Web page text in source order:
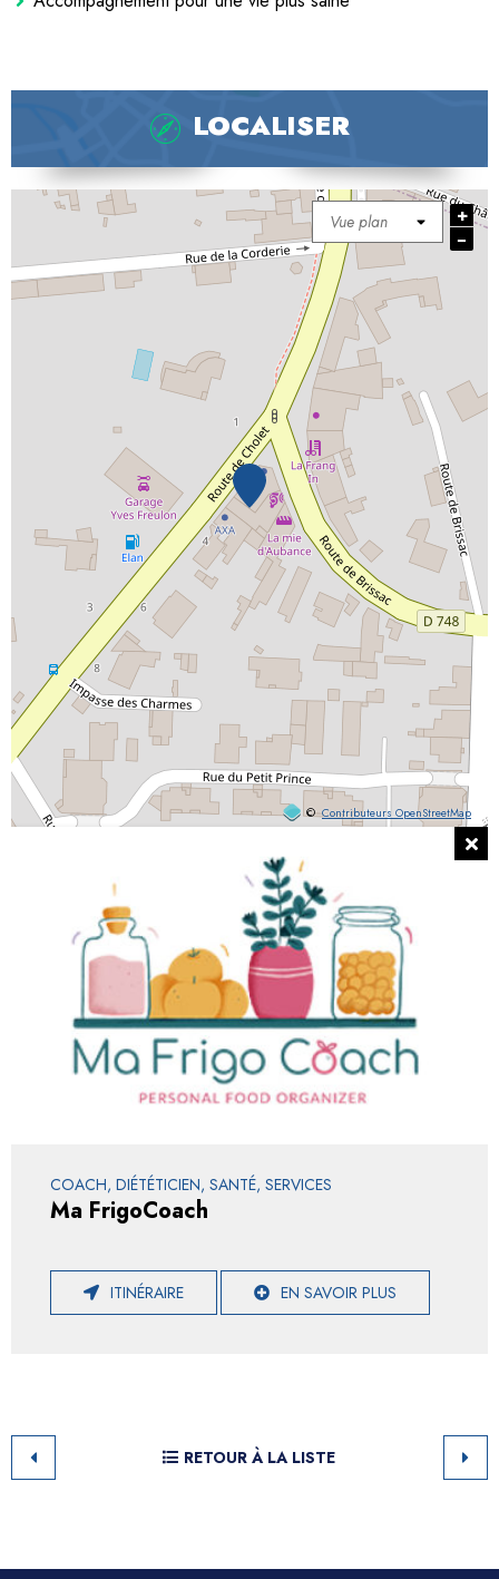
LOCALISER
© Contributeurs OpenStreetMap
+
−
COACH, DIÉTÉTICIEN, SANTÉ, SERVICES
Ma FrigoCoach
ITINÉRAIRE EN SAVOIR PLUS
RETOUR À LA LISTE